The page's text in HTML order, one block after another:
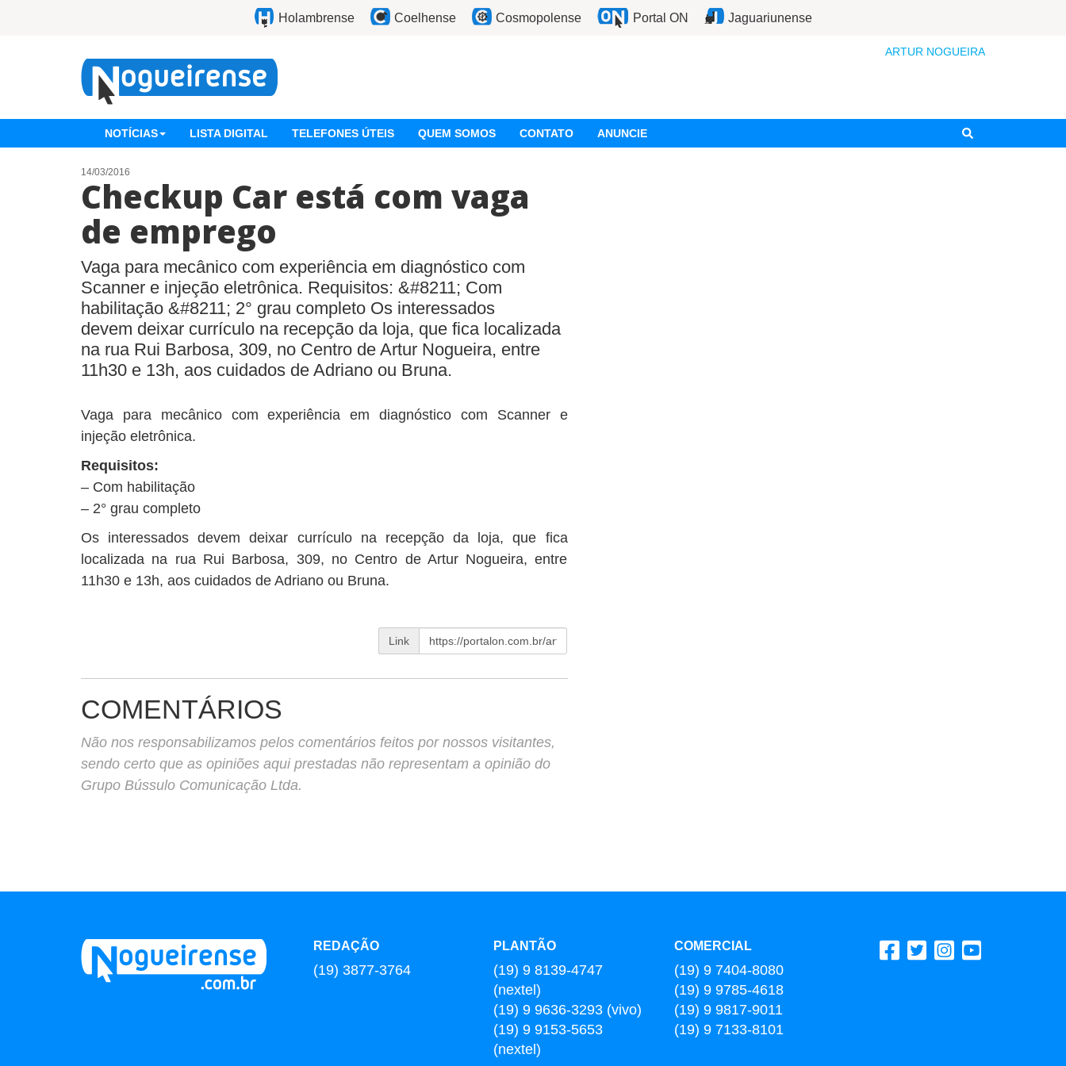
Holambrense Coelhense Cosmopolense Portal ON Jaguariunense
ARTUR NOGUEIRA
NOTÍCIAS LISTA DIGITAL TELEFONES ÚTEIS QUEM SOMOS CONTATO ANUNCIE
14/03/2016
Checkup Car está com vaga
de emprego
Vaga para mecânico com experiência em diagnóstico com
Scanner e injeção eletrônica. Requisitos: &#8211; Com
habilitação &#8211; 2° grau completo Os interessados
devem deixar currículo na recepção da loja, que fica localizada
na rua Rui Barbosa, 309, no Centro de Artur Nogueira, entre
11h30 e 13h, aos cuidados de Adriano ou Bruna.
Vaga para mecânico com experiência em diagnóstico com Scanner e
injeção eletrônica.
Requisitos:
– Com habilitação
– 2° grau completo
Os interessados devem deixar currículo na recepção da loja, que fica
localizada na rua Rui Barbosa, 309, no Centro de Artur Nogueira, entre
11h30 e 13h, aos cuidados de Adriano ou Bruna.
Link
COMENTÁRIOS
Não nos responsabilizamos pelos comentários feitos por nossos visitantes,
sendo certo que as opiniões aqui prestadas não representam a opinião do
Grupo Bússulo Comunicação Ltda.
REDAÇÃO
(19) 3877-3764
PLANTÃO
(19) 9 8139-4747
(nextel)
(19) 9 9636-3293 (vivo)
(19) 9 9153-5653
(nextel)
COMERCIAL
(19) 9 7404-8080
(19) 9 9785-4618
(19) 9 9817-9011
(19) 9 7133-8101